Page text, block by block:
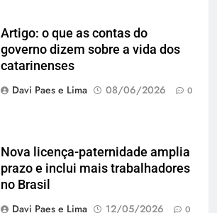
Artigo: o que as contas do
governo dizem sobre a vida dos
catarinenses
Davi Paes e Lima
08/06/2026 0
Nova licença-paternidade amplia
prazo e inclui mais trabalhadores
no Brasil
Davi Paes e Lima
12/05/2026 0